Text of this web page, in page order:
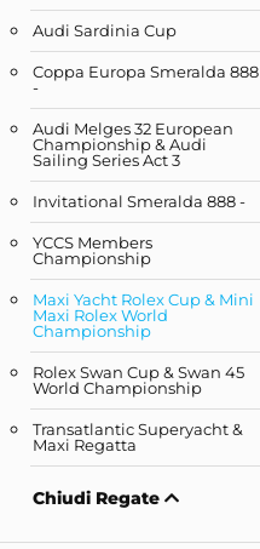
Audi Sardinia Cup
Coppa Europa Smeralda 888
-
Audi Melges 32 European
Championship & Audi
Sailing Series Act 3
Invitational Smeralda 888 -
YCCS Members
Championship
Maxi Yacht Rolex Cup & Mini
Maxi Rolex World
Championship
Rolex Swan Cup & Swan 45
World Championship
Transatlantic Superyacht &
Maxi Regatta
Chiudi Regate